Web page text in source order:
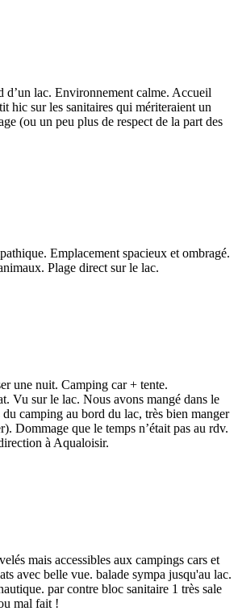
d’un lac. Environnement calme. Accueil
hic sur les sanitaires qui mériteraient un
(ou un peu plus de respect de la part des
Emplacement spacieux et ombragé.
Plage direct sur le lac.
une nuit. Camping car + tente.
Vu sur le lac. Nous avons mangé dans le
du camping au bord du lac, très bien manger
Dommage que le temps n’était pas au rdv.
à Aqualoisir.
mais accessibles aux campings cars et
avec belle vue. balade sympa jusqu'au lac.
par contre bloc sanitaire 1 très sale
mal fait !